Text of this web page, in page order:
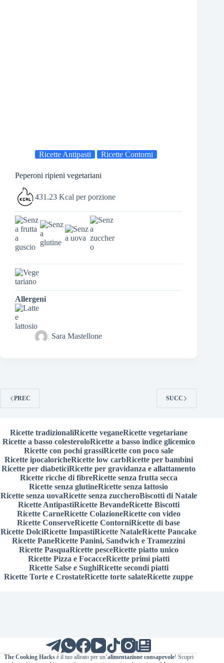
Ricette Antipasti Ricette Contorni
Peperoni ripieni vegetariani
431.23 Kcal per porzione
Allergeni
Sara Mastellone
PREC SUCC
Ricette tradizionaliRicette veganeRicette vegetariane
Ricette a basso colesteroloRicette a basso indice glicemico
Ricette con pochi grassiRicette con poco sale
Ricette ipocaloricheRicette low carbRicette per bambini
Ricette per diabeticiRicette per gravidanza e allattamento
Ricette ricche di fibreRicette senza frutta secca
Ricette senza glutineRicette senza lattosio
Ricette senza uovaRicette senza zuccheroBiscotti di Natale
Ricette AntipastiRicette BevandeRicette Biscotti
Ricette CarneRicette ColazioneRicette con video
Ricette ConserveRicette ContorniRicette di base
Ricette DolciRicette ImpastiRicette NataleRicette Pancake
Ricette PaneRicette Panini, Sandwich e Tramezzini
Ricette PasquaRicette pesceRicette piatto unico
Ricette Pizza e FocacceRicette primi piatti
Ricette Salse e SughiRicette secondi piatti
Ricette Torte e CrostateRicette torte salateRicette zuppe
The Cooking Hacksè il tuo alleato per un’alimentazione consapevole! Scopri